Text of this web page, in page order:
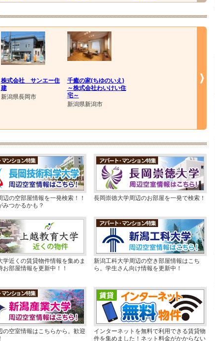
株式会社 サンエー住
建
新潟県長岡市
千癒の家(ちゆのいえ)
～株式会社わいけい住
宅～
新潟県新潟市
辺の空部屋情報を一発検索！！
みつかるかも？
長岡崇徳大学周辺のお部屋を一発で検索！
学近くの賃貸物件情報を集めま
お部屋情報を更新中！！
新潟工科大学周辺の空き部屋情報はこち
ら。学生さん向け情報を更新中！
の空室情報はこちらから。歓迎
インターネットを無料で利用できる賃貸物
件を集めました！ネット料金がかからない